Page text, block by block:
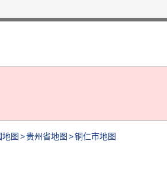
地图 >贵州省地图 >铜仁市地图